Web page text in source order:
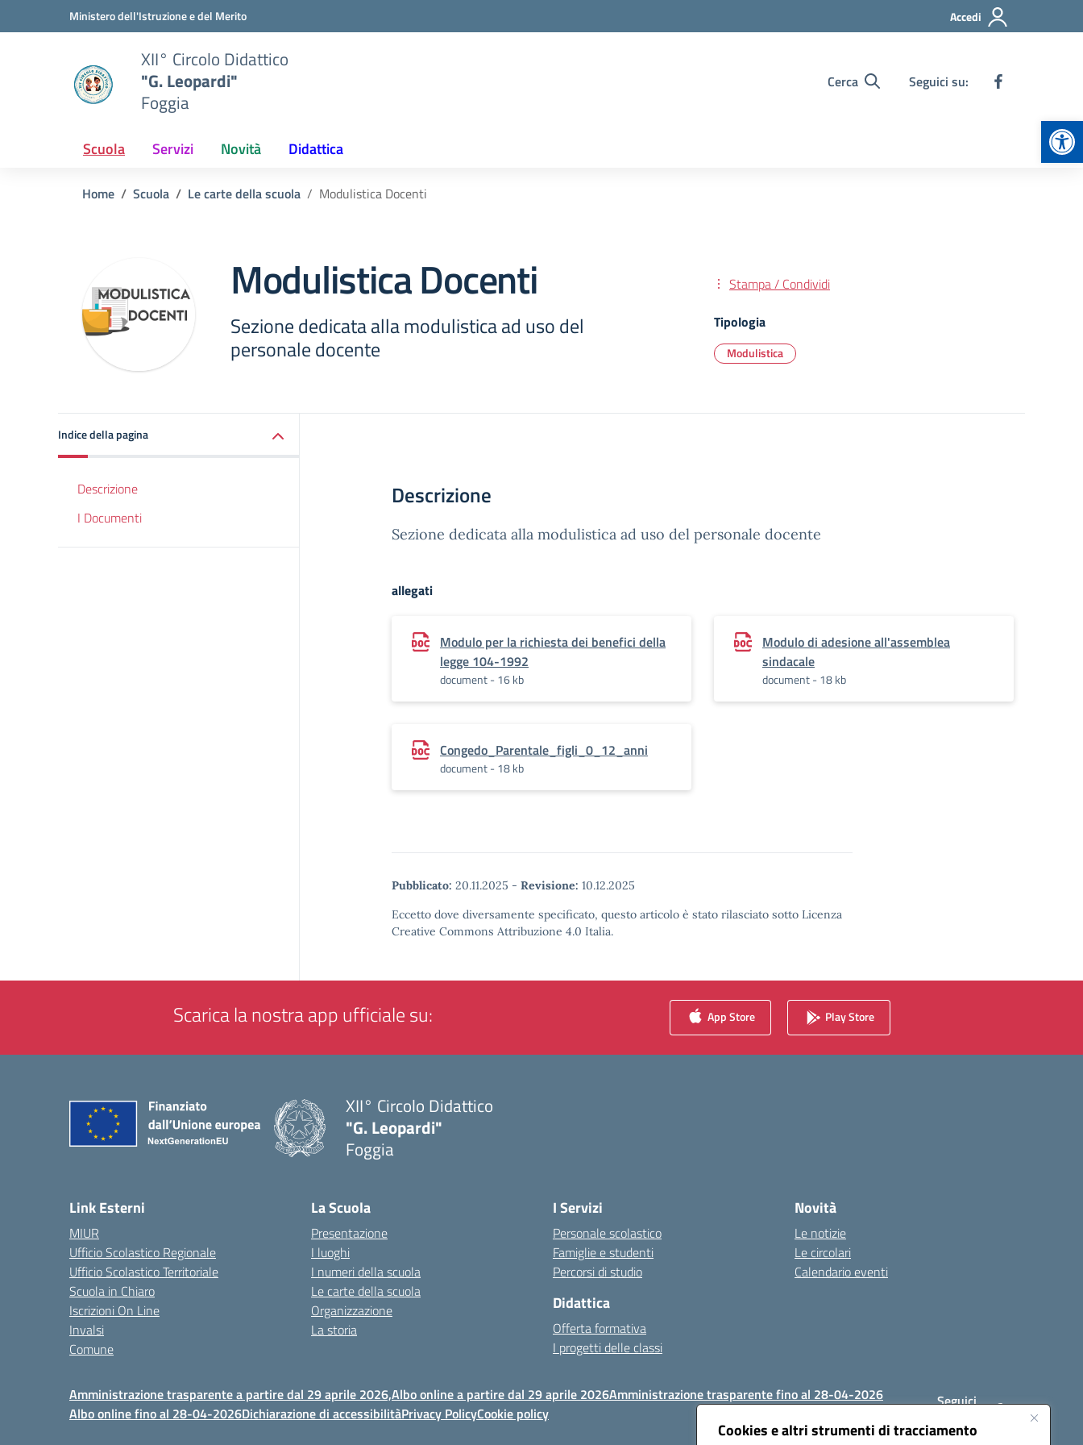
Cookies e altri strumenti di tracciamento
Vai ai contenuti
Vai al menu di navigazioneMinistero dell'Istruzione e del Merito Accedi
XII° Circolo Didattico
"G. Leopardi"
Foggia
Cerca Seguici su:
Scuola Servizi Novità Didattica
Home Scuola Le carte della scuola Modulistica Docenti
Modulistica Docenti
Sezione dedicata alla modulistica ad uso del
personale docente
Stampa / Condividi
Tipologia
Modulistica
Indice della pagina
Descrizione
I Documenti
Descrizione
Sezione dedicata alla modulistica ad uso del personale docente
allegati
Modulo per la richiesta dei benefici della
legge 104-1992
document - 16 kb
Modulo di adesione all'assemblea
sindacale
document - 18 kb
Congedo_Parentale_figli_0_12_anni
document - 18 kb
Pubblicato: 20.11.2025 - Revisione: 10.12.2025
Eccetto dove diversamente specificato, questo articolo è stato rilasciato sotto Licenza
Creative Commons Attribuzione 4.0 Italia.
Scarica la nostra app ufficiale su: App Store Play Store
XII° Circolo Didattico
"G. Leopardi"
Foggia
Link Esterni
MIUR
Ufficio Scolastico Regionale
Ufficio Scolastico Territoriale
Scuola in Chiaro
Iscrizioni On Line
Invalsi
Comune
La Scuola
Presentazione
I luoghi
I numeri della scuola
Le carte della scuola
Organizzazione
La storia
I Servizi
Personale scolastico
Famiglie e studenti
Percorsi di studio
Didattica
Offerta formativa
I progetti delle classi
Novità
Le notizie
Le circolari
Calendario eventi
Amministrazione trasparente a partire dal 29 aprile 2026,Albo online a partire dal 29 aprile 2026Amministrazione trasparente fino al 28-04-2026
Albo online fino al 28-04-2026Dichiarazione di accessibilitàPrivacy PolicyCookie policy
Seguici